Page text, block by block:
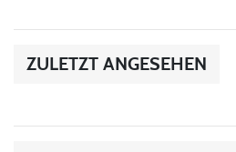
ZULETZT ANGESEHEN